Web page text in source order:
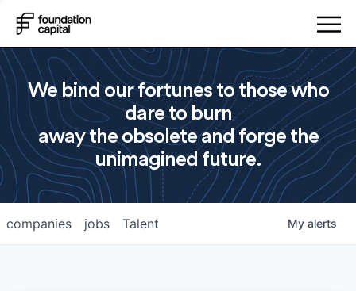
We bind our fortunes to those who
dare to burn
away the obsolete and forge the
unimagined future.
jobs
companies Talent My alerts